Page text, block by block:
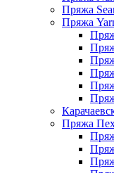
Пряжа
Пряжа
Пряжа